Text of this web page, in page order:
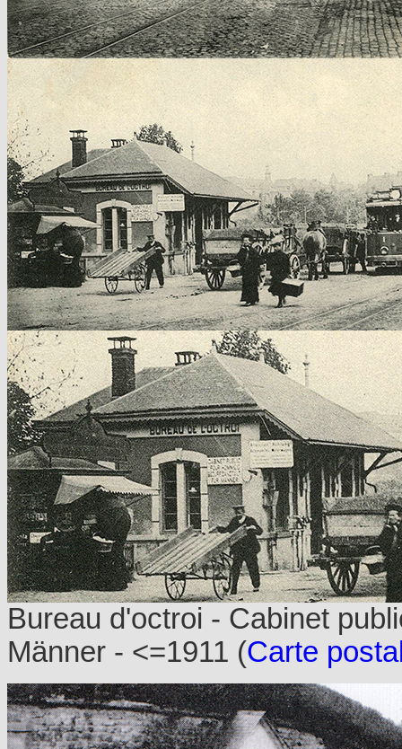
Bureau d'octroi - Cabinet
Männer - <=1911 (Carte